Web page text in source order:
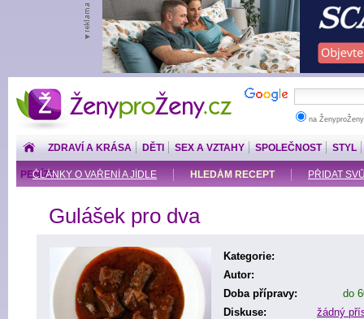
ŽenyproŽeny.cz
na
ZDRAVÍ A KRÁSA DĚTI SEX A VZTAHY SPOLEČNOST STYL
ČLÁNKY O VAŘENÍ A JÍDLE HLEDÁM RECEPT PŘIDAT
PENÍZE
Gulášek pro dva
Kategorie:
Autor:
Doba přípravy:
do
Diskuse:
žádný